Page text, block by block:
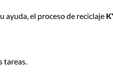
ayuda, el proceso de reciclaje
tareas.